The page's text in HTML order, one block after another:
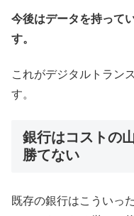
今後はデータを持って
す。
これがデジタルトラン
す。
銀行はコストの
勝てない
既存の銀行はこういっ